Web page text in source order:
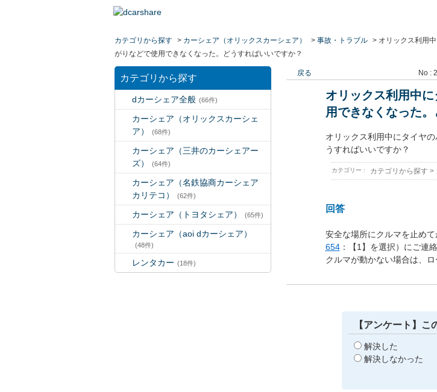
カテゴリから探す > カーシェア（オリックスカーシェア） > 事故・トラブル > オリックス利用
がりなどで使用できなくなった。どうすればいいですか？
カテゴリから探す
dカーシェア全般 (66件)
カーシェア（オリックスカーシェ
ア）
(68件)
カーシェア（三井のカーシェアー
ズ）
(64件)
カーシェア（名鉄協商カーシェア
カリテコ）
(62件)
カーシェア（トヨタシェア） (65件)
カーシェア（aoi dカーシェア）
(48件)
レンタカー (18件)
戻る No :
オリックス利用中
用できなくなった
オリックス利用中にタイヤ
うすればいいですか？
カテゴリー : カテゴリから探す >
回答
安全な場所にクルマを止め
654：【1】を選択）にご連絡
クルマが動かない場合は、
【アンケート】こ
解決した
解決しなかった